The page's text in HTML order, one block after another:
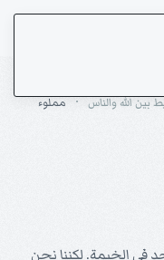
بين الله والناس
مملوء
في الخيمة. لكننا نحن